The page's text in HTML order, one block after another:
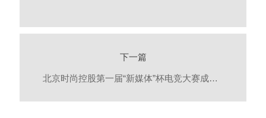
下一篇
北京时尚控股第一届“新媒体”杯电竞大赛成功举办